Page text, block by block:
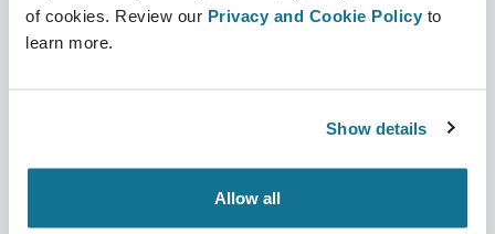
of cookies. Review our Privacy and Cookie Policy to
learn more.
Show details
Allow all
Trabajo
Eventos
Recursos
Reseñas de pacientes